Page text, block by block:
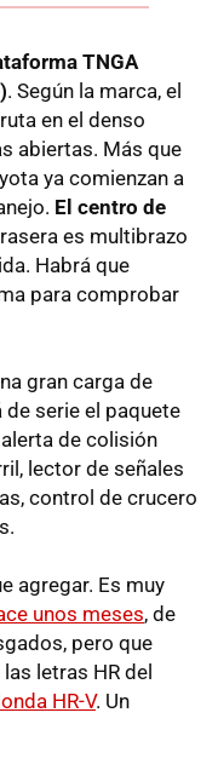
TNGA
. Según la marca, el
en el denso
abiertas. Más que
ya comienzan a
El centro de
es multibrazo
Habrá que
para comprobar
gran carga de
de serie el paquete
de colisión
lector de señales
control de crucero
agregar. Es muy
unos meses, de
pero que
letras HR del
HR-V. Un